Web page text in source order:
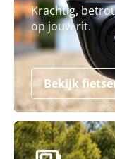
Krachtig,
op jouw rit.
Bekijk